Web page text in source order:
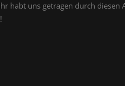
habt uns getragen durch diesen